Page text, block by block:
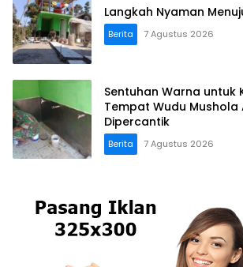
Langkah Nyaman
Berita 7 Agustus 2026
Sentuhan Warna untuk
Tempat Wudu Mushola
Dipercantik
Berita 7 Agustus 2026